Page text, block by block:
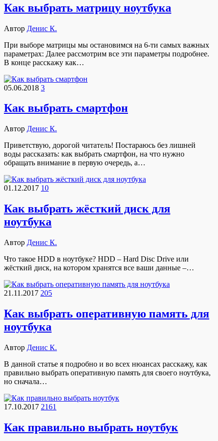
Как выбрать матрицу ноутбука
Автор Денис К.
При выборе матрицы мы остановимся на 6-ти самых важных
параметрах: Далее рассмотрим все эти параметры подробнее.
В конце расскажу как…
05.06.2018 3
Как выбрать смартфон
Автор Денис К.
Приветствую, дорогой читатель! Постараюсь без лишней
воды рассказать: как выбрать смартфон, на что нужно
обращать внимание в первую очередь, а…
01.12.2017 10
Как выбрать жёсткий диск для
ноутбука
Автор Денис К.
Что такое HDD в ноутбуке? HDD – Hard Disc Drive или
жёсткий диск, на котором хранятся все ваши данные –…
21.11.2017 205
Как выбрать оперативную память для
ноутбука
Автор Денис К.
В данной статье я подробно и во всех нюансах расскажу, как
правильно выбрать оперативную память для своего ноутбука,
но сначала…
17.10.2017 2161
Как правильно выбрать ноутбук